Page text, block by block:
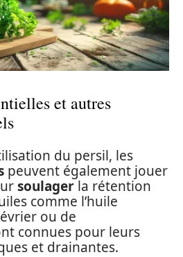
et autres
du persil, les
peuvent également jouer
soulager la rétention
comme l’huile
ou de
connues pour leurs
et drainantes.